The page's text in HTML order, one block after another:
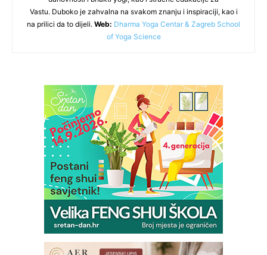
Vastu. Duboko je zahvalna na svakom znanju i inspiraciji, kao i
na prilici da to dijeli. Web: Dharma Yoga Centar & Zagreb School
of Yoga Science